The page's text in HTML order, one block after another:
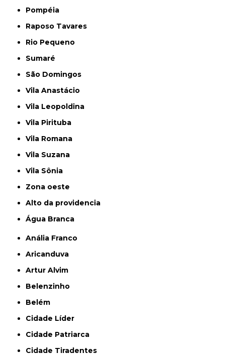
Pompéia
Raposo Tavares
Rio Pequeno
Sumaré
São Domingos
Vila Anastácio
Vila Leopoldina
Vila Pirituba
Vila Romana
Vila Suzana
Vila Sônia
Zona oeste
alto da providencia
Água Branca
Anália Franco
Aricanduva
Artur Alvim
Belenzinho
Belém
Cidade Líder
Cidade Patriarca
Cidade Tiradentes